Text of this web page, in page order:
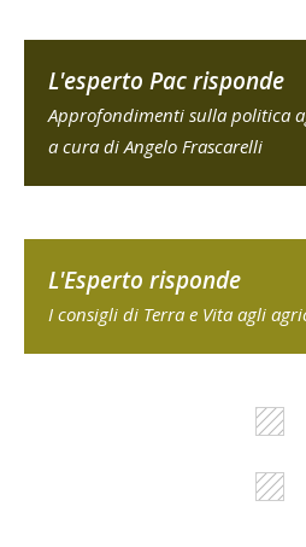
L'esperto Pac risponde
Approfondimenti sulla politica
a cura di Angelo Frascarelli
L'Esperto risponde
I consigli di Terra e Vita agli